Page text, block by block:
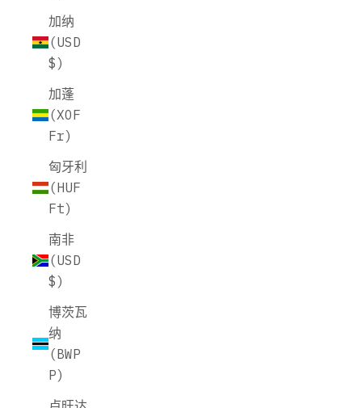
加纳
(USD
$)
加蓬
(XOF
Fr)
匈牙利
(HUF
Ft)
南非
(USD
$)
博茨瓦
纳
(BWP
P)